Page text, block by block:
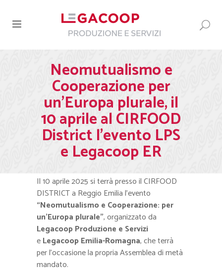
Neomutualismo e
Cooperazione per
un’Europa plurale, il
10 aprile al CIRFOOD
District l’evento LPS
e Legacoop ER
Il 10 aprile 2025 si terrà presso il CIRFOOD
DISTRICT a Reggio Emilia l’evento
“Neomutualismo e Cooperazione: per
un’Europa plurale”, organizzato da
Legacoop Produzione e Servizi
eLegacoop Emilia-Romagna, che terrà
per l’occasione la propria Assemblea di metà
mandato.